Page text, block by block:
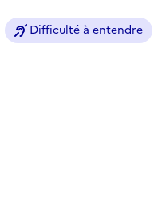
Difficulté à entendre